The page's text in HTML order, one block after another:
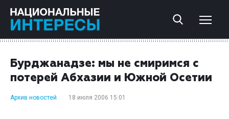
Бурджанадзе: мы не смиримся с
потерей Абхазии и Южной Осетии
Архив новостей 18 июля 2006 15:01